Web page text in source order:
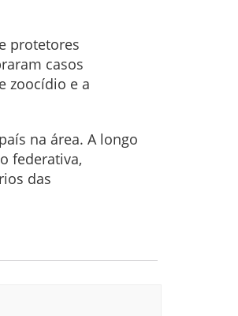
protetores
casos
zoocídio e a
na área. A longo
federativa,
das